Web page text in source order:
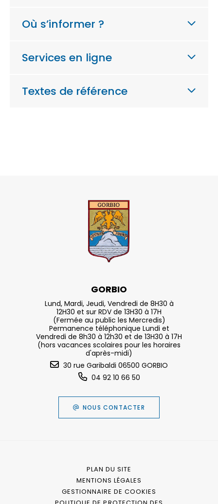
Où s’informer ?
Services en ligne
Textes de référence
GORBIO
Lund, Mardi, Jeudi, Vendredi de 8H30 à
12H30 et sur RDV de 13H30 à 17H
(Fermée au public les Mercredis)
Permanence téléphonique Lundi et
Vendredi de 8h30 à 12h30 et de 13H30 à 17H
(hors vacances scolaires pour les horaires
d'après-midi)
30 rue Garibaldi 06500 GORBIO
04 92 10 66 50
NOUS CONTACTER
PLAN DU SITE
MENTIONS LÉGALES
GESTIONNAIRE DE COOKIES